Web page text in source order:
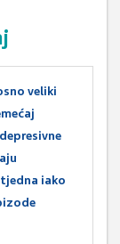
veliki
iako